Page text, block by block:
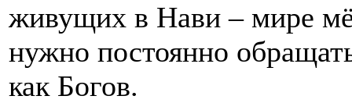
живущих в Нави – мире
нужно постоянно
как Богов.